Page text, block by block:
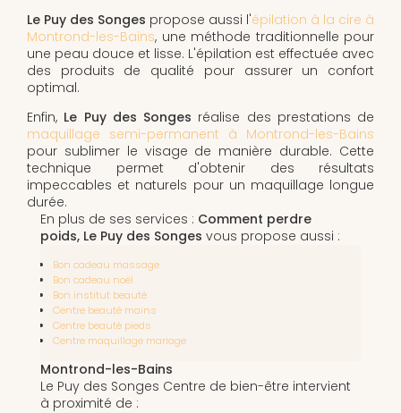
Le Puy des Songes propose aussi l'épilation à la cire à
Montrond-les-Bains, une méthode traditionnelle pour
une peau douce et lisse. L'épilation est effectuée avec
des produits de qualité pour assurer un confort
optimal.
Enfin, Le Puy des Songes réalise des prestations de
maquillage semi-permanent à Montrond-les-Bains
pour sublimer le visage de manière durable. Cette
technique permet d'obtenir des résultats
impeccables et naturels pour un maquillage longue
durée.
En plus de ses services : Comment perdre
poids, Le Puy des Songes vous propose aussi :
Bon cadeau massage
Bon cadeau noël
Bon institut beauté
Centre beauté mains
Centre beauté pieds
Centre maquillage mariage
Montrond-les-Bains
Le Puy des Songes Centre de bien-être intervient
à proximité de :